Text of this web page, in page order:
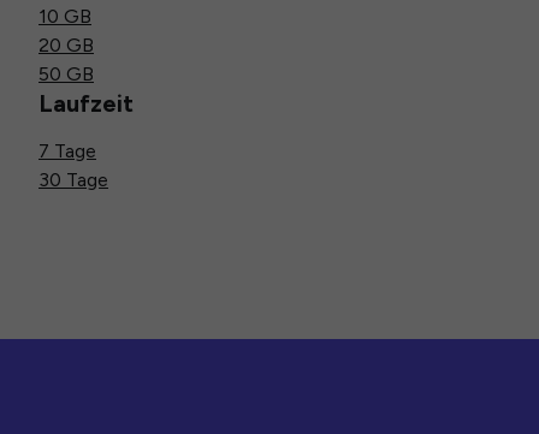
10 GB
20 GB
50 GB
Laufzeit
7 Tage
30 Tage